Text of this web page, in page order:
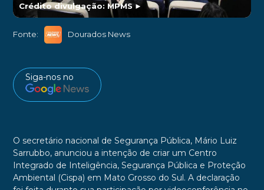
Crédito divulgação: MPMS►
Fonte: Dourados News
Siga-nos no
O secretário nacional de Segurança Pública, Mário Luiz
Sarrubbo, anunciou a intenção de criar um Centro
Integrado de Inteligência, Segurança Pública e Proteção
Ambiental (Cispa) em Mato Grosso do Sul. A declaração